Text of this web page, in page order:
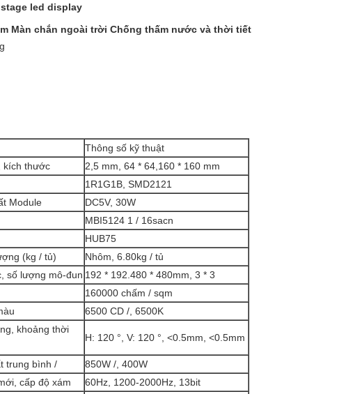
stage led display
Màn chắn ngoài trời Chống thấm nước và thời tiết
Thông số kỹ thuật
kích thước
2,5 mm, 64 * 64,160 * 160 mm
1R1G1B, SMD2121
Module
DC5V, 30W
MBI5124 1 / 16sacn
HUB75
(kg / tủ)
Nhôm, 6.80kg / tủ
số lượng mô-đun 192 * 192.480 * 480mm, 3 * 3
160000 chấm / sqm
6500 CD /, 6500K
khoảng thời
H: 120 °, V: 120 °, <0.5mm, <0.5mm
trung bình /
850W /, 400W
cấp độ xám
60Hz, 1200-2000Hz, 13bit